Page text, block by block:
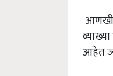
आणखी
आहेत